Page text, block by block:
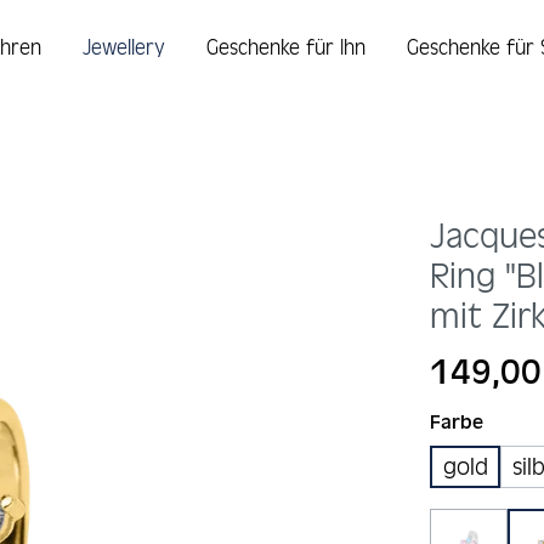
Jewellery Geschenke für Ihn Geschenke für
Ring
mit
Regulärer
Farbe
gold